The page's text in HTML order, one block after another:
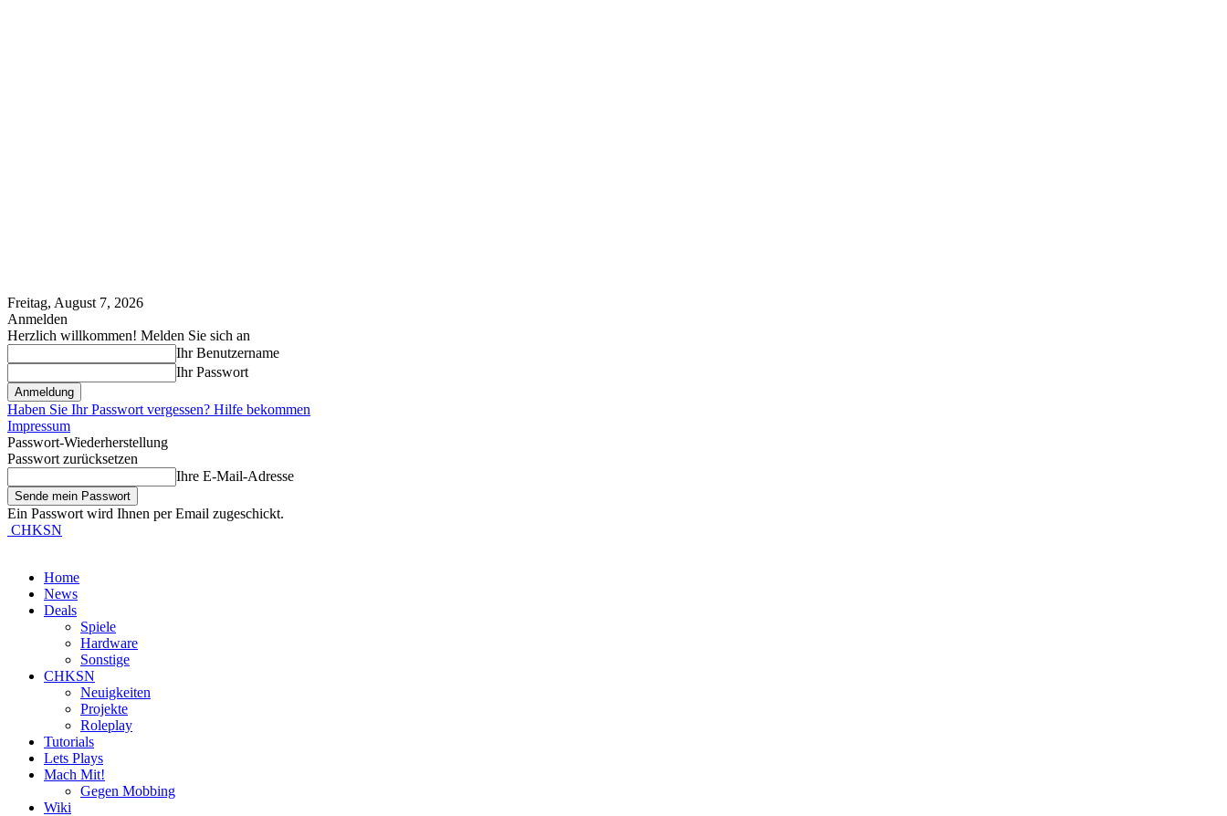
Freitag, August 7, 2026
Anmelden
Herzlich willkommen! Melden Sie sich an
Ihr Benutzername
Ihr Passwort
Haben Sie Ihr Passwort vergessen? Hilfe bekommen
Impressum
Passwort-Wiederherstellung
Passwort zurücksetzen
Ihre E-Mail-Adresse
Ein Passwort wird Ihnen per Email zugeschickt.
CHKSN
Home
News
Deals
Spiele
Hardware
Sonstige
CHKSN
Neuigkeiten
Projekte
Roleplay
Tutorials
Lets Plays
Mach Mit!
Gegen Mobbing
Wiki